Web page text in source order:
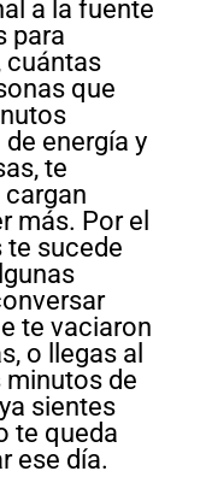
a la fuente
para
cuántas
que
energía y
te
cargan
más. Por el
te sucede
te vaciaron
o llegas al
minutos de
sientes
te queda
ese día.